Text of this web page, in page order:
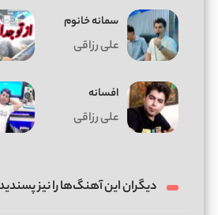
سمانه خانوم
علی رزاقی
افسانه
علی رزاقی
دیگران این آهنگ‌ها را نیز